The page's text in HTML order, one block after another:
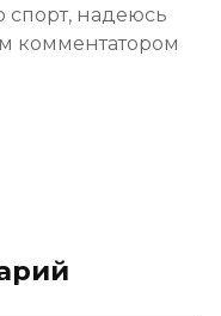
спорт, надеюсь
комментатором